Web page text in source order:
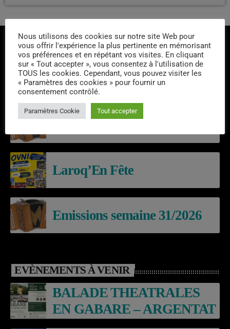
DERNIERS PODCASTS
Laroq’En Fête
Emissions semaine 31/2026
EVÈNEMENTS À VENIR
BALADE THEATRALES
EN GABARE – ARGENTAT
Nous utilisons des cookies sur notre site Web pour
vous offrir l'expérience la plus pertinente en mémorisant
vos préférences et en répétant vos visites. En cliquant
sur « Tout accepter », vous consentez à l'utilisation de
TOUS les cookies. Cependant, vous pouvez visiter les
« Paramètres des cookies » pour fournir un
consentement contrôlé.
Paramètres Cookie Tout accepter